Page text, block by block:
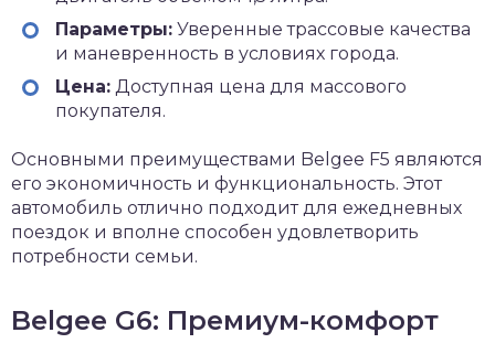
Параметры: Уверенные трассовые качества
и маневренность в условиях города.
Цена: Доступная цена для массового
покупателя.
Основными преимуществами Belgee F5 являются
его экономичность и функциональность. Этот
автомобиль отлично подходит для ежедневных
поездок и вполне способен удовлетворить
потребности семьи.
Belgee G6: Премиум-комфорт